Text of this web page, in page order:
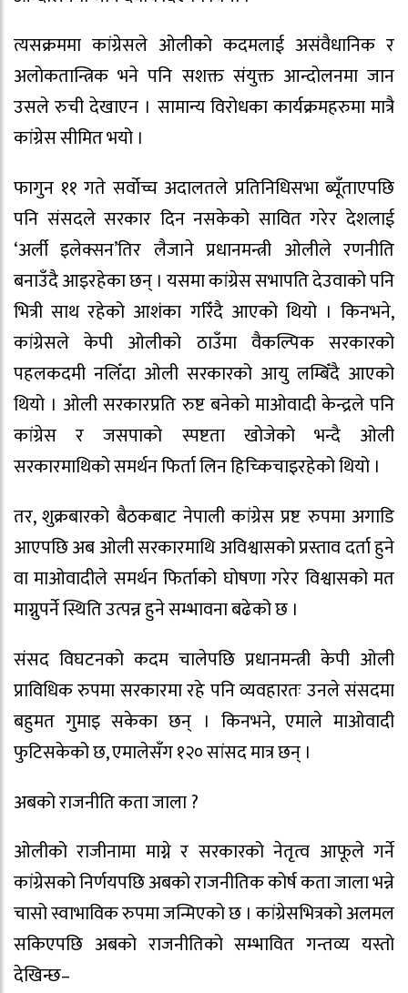
त्यसक्रममा कांग्रेसले ओलीको कदमलाई असंवैधानिक र
अलोकतान्त्रिक भने पनि सशक्त संयुक्त आन्दोलनमा जान
उसले रुची देखाएन । सामान्य विरोधका कार्यक्रमहरुमा मात्रै
कांग्रेस सीमित भयो ।
फागुन ११ गते सर्वोच्च अदालतले प्रतिनिधिसभा ब्यूँताएपछि
पनि संसदले सरकार दिन नसकेको सावित गरेर देशलाई
‘अर्ली इलेक्सन’तिर लैजाने प्रधानमन्त्री ओलीले रणनीति
बनाउँदै आइरहेका छन् । यसमा कांग्रेस सभापति देउवाको पनि
भित्री साथ रहेको आशंका गरिँदै आएको थियो । किनभने,
कांग्रेसले केपी ओलीको ठाउँमा वैकल्पिक सरकारको
पहलकदमी नलिँदा ओली सरकारको आयु लम्बिँदै आएको
थियो । ओली सरकारप्रति रुष्ट बनेको माओवादी केन्द्रले पनि
कांग्रेस र जसपाको स्पष्टता खोजेको भन्दै ओली
सरकारमाथिको समर्थन फिर्ता लिन हिच्किचाइरहेको थियो ।
तर, शुक्रबारको बैठकबाट नेपाली कांग्रेस प्रष्ट रुपमा अगाडि
आएपछि अब ओली सरकारमाथि अविश्वासको प्रस्ताव दर्ता हुने
वा माओवादीले समर्थन फिर्ताको घोषणा गरेर विश्वासको मत
माग्नुपर्ने स्थिति उत्पन्न हुने सम्भावना बढेको छ ।
संसद विघटनको कदम चालेपछि प्रधानमन्त्री केपी ओली
प्राविधिक रुपमा सरकारमा रहे पनि व्यवहारतः उनले संसदमा
बहुमत गुमाइ सकेका छन् । किनभने, एमाले माओवादी
फुटिसकेको छ, एमालेसँग १२० सांसद मात्र छन् ।
अबको राजनीति कता जाला ?
ओलीको राजीनामा माग्ने र सरकारको नेतृत्व आफूले गर्ने
कांग्रेसको निर्णयपछि अबको राजनीतिक कोर्ष कता जाला भन्ने
चासो स्वाभाविक रुपमा जन्मिएको छ । कांग्रेसभित्रको अलमल
सकिएपछि अबको राजनीतिको सम्भावित गन्तव्य यस्तो
देखिन्छ–